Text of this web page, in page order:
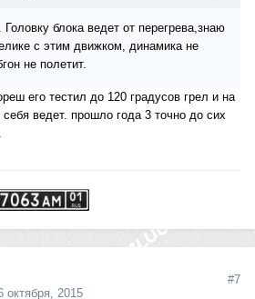
блока ведет от перегрева,знаю
с этим движком, динамика не
не полетит.
его тестил до 120 градусов грел и на
ведет. прошло года 3 точно до сих
октября, 2015
#7